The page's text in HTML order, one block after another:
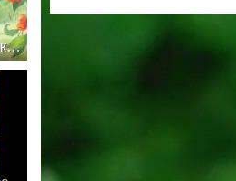
Аудиосказка Снегурушка и Лиса | русская народная сказка для малышей